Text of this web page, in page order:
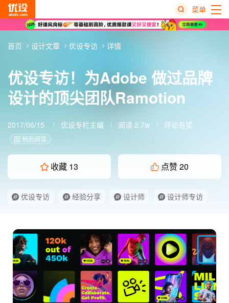
菜单
优设专访！为Adobe 做过品牌
设计的顶尖团队Ramotion
2017/06/15 优设专栏主编 阅读 2.7w 评论有奖
稍后阅读
收藏 13 点赞20
优设专访 经验分享 设计师
设计师专访
首页 设计文章 优设专访 详情